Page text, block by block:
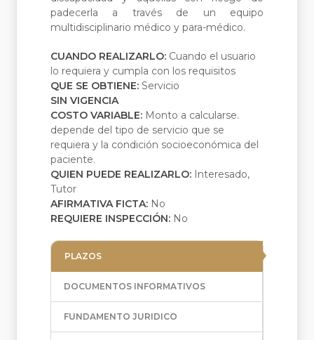
padecerla a través de un equipo
multidisciplinario médico y para-médico.
CUANDO REALIZARLO: Cuando el usuario
lo requiera y cumpla con los requisitos
QUE SE OBTIENE: Servicio
SIN VIGENCIA
COSTO VARIABLE: Monto a calcularse.
depende del tipo de servicio que se
requiera y la condición socioeconómica del
paciente.
QUIEN PUEDE REALIZARLO: Interesado,
Tutor
AFIRMATIVA FICTA: No
REQUIERE INSPECCIÓN: No
PLAZOS
DOCUMENTOS INFORMATIVOS
FUNDAMENTO JURIDICO